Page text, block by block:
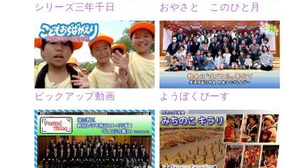
シリーズ三年千日 おやさと このひと月
ピックアップ動画 ようぼくぴーす